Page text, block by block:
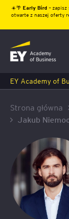
☀️🌴 Early Bird –
otwarte z naszej oferty
EY Academy of
Strona główna
Jakub